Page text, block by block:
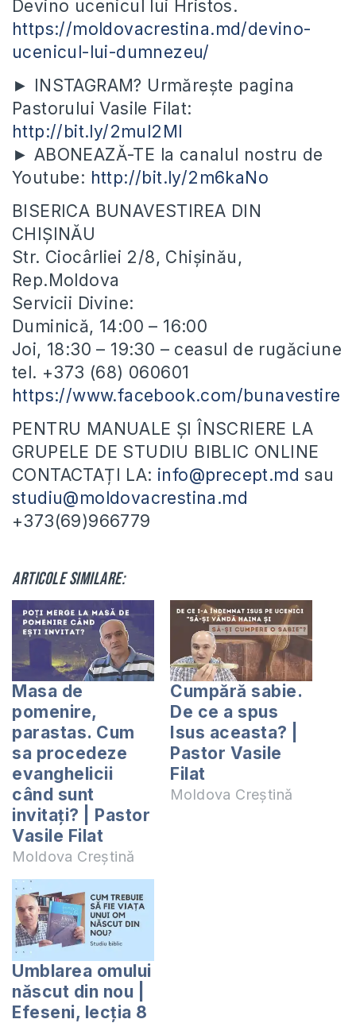
Devino ucenicul lui Hristos.
https://moldovacrestina.md/devino-
ucenicul-lui-dumnezeu/
► INSTAGRAM? Urmărește pagina
Pastorului Vasile Filat:
http://bit.ly/2mul2Ml
► ABONEAZĂ-TE la canalul nostru de
Youtube: http://bit.ly/2m6kaNo
BISERICA BUNAVESTIREA DIN
CHIȘINĂU
Str. Ciocârliei 2/8, Chișinău,
Rep.Moldova
Servicii Divine:
Duminică, 14:00 – 16:00
Joi, 18:30 – 19:30 – ceasul de rugăciune
tel. +373 (68) 060601
https://www.facebook.com/bunavestire
PENTRU MANUALE ȘI ÎNSCRIERE LA
GRUPELE DE STUDIU BIBLIC ONLINE
CONTACTAȚI LA: info@precept.md sau
studiu@moldovacrestina.md
+373(69)966779
Articole similare:
Masa de
pomenire,
parastas. Cum
sa procedeze
evanghelicii
când sunt
invitați? | Pastor
Vasile Filat
Moldova Creștină
Cumpără sabie.
De ce a spus
Isus aceasta? |
Pastor Vasile
Filat
Moldova Creștină
Umblarea omului
născut din nou |
Efeseni, lecția 8